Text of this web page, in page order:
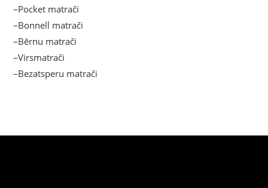
–Pocket matrači
–Bonnell matrači
–Bērnu matrači
–Virsmatrači
–Bezatsperu matrači